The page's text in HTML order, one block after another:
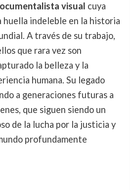
visual cuya
huella indeleble en la historia
A través de su trabajo,
que rara vez son
la belleza y la
humana. Su legado
a generaciones futuras a
que siguen siendo un
de la lucha por la justicia y
profundamente